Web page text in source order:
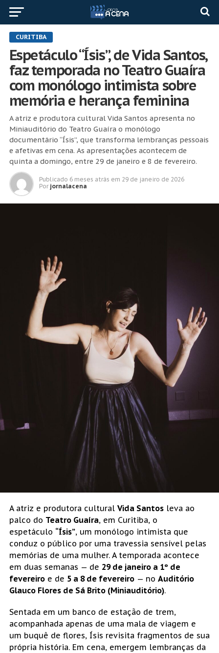
CURITIBA
Espetáculo “Ísis”, de Vida Santos,
faz temporada no Teatro Guaíra
com monólogo intimista sobre
memória e herança feminina
A atriz e produtora cultural Vida Santos apresenta no
Miniauditório do Teatro Guaíra o monólogo
documentário “Ísis”, que transforma lembranças pessoais
e afetivas em cena. As apresentações acontecem de
quinta a domingo, entre 29 de janeiro e 8 de fevereiro.
Publicado 6 meses atrás em 29 de janeiro de 2026
Por jornalacena
A atriz e produtora cultural Vida Santosleva ao
palco do Teatro Guaíra, em Curitiba, o
espetáculo “Ísis”, um monólogo intimista que
conduz o público por uma travessia sensível pelas
memórias de uma mulher. A temporada acontece
em duas semanas — de 29 de janeiro a 1º de
fevereiroe de 5 a 8 de fevereiro— no Auditório
Glauco Flores de Sá Brito (Miniauditório).
Sentada em um banco de estação de trem,
acompanhada apenas de uma mala de viagem e
um buquê de flores, Ísis revisita fragmentos de sua
própria história. Em cena, emergem lembranças da